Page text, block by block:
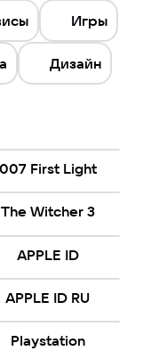
Игры
Дизайн
007 First Light
The Witcher 3
APPLE ID
APPLE ID RU
Playstation